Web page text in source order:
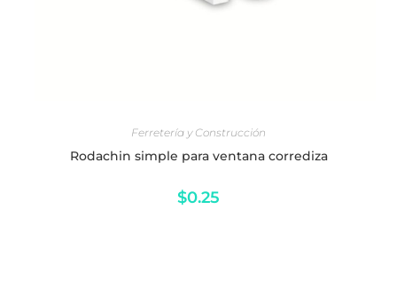
Rodachin simple para ventana corrediza